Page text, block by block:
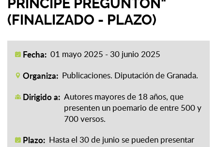
PRÍNCIPE PREGUNTÓN"
(FINALIZADO - PLAZO)
Fecha: 01 mayo 2025 - 30 junio 2025
Organiza: Publicaciones. Diputación de Granada.
Dirigido a: Autores mayores de 18 años, que
presenten un poemario de entre 500 y
700 versos.
Plazo: Hasta el 30 de junio se pueden presentar